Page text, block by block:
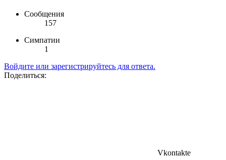
Сообщения
157
Симпатии
1
Войдите или зарегистрируйтесь для ответа.
Поделиться:
Vkontakte